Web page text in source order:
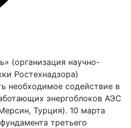
(организация научно-
Ростехнадзора)
необходимое содействие в
энергоблоков АЭС
Турция). 10 марта
третьего